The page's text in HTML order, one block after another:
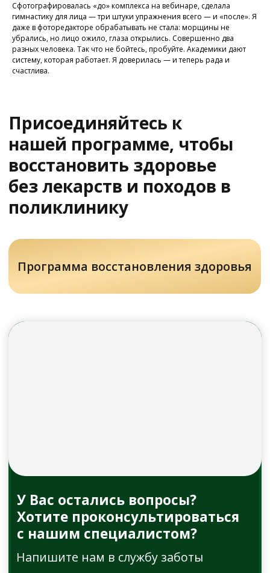
Сфотографировалась «до» комплекса на вебинаре, сделала
гимнастику для лица — три штуки упражнения всего — и «после». Я
даже в фоторедакторе обрабатывать не стала: морщины не
убрались, но лицо ожило, глаза открылись. Совершенно два
разных человека. Так что не бойтесь, пробуйте. Академики дают
систему, которая работает. Я доверилась — и теперь рада и
счастлива.